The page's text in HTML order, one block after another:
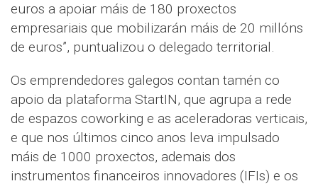
euros a apoiar máis de 180 proxectos
empresariais que mobilizarán máis de 20 millóns
de euros”, puntualizou o delegado territorial.
Os emprendedores galegos contan tamén co
apoio da plataforma StartIN, que agrupa a rede
de espazos coworking e as aceleradoras verticais,
e que nos últimos cinco anos leva impulsado
máis de 1000 proxectos, ademais dos
instrumentos financeiros innovadores (IFIs) e os